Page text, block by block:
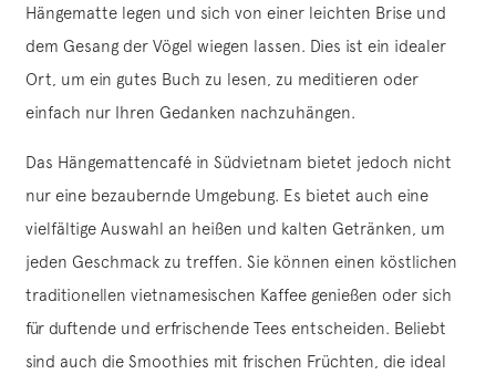
Hängematte legen und sich von einer leichten Brise und
dem Gesang der Vögel wiegen lassen. Dies ist ein idealer
Ort, um ein gutes Buch zu lesen, zu meditieren oder
einfach nur Ihren Gedanken nachzuhängen.
Das Hängemattencafé in Südvietnam bietet jedoch nicht
nur eine bezaubernde Umgebung. Es bietet auch eine
vielfältige Auswahl an heißen und kalten Getränken, um
jeden Geschmack zu treffen. Sie können einen köstlichen
traditionellen vietnamesischen Kaffee genießen oder sich
für duftende und erfrischende Tees entscheiden. Beliebt
sind auch die Smoothies mit frischen Früchten, die ideal